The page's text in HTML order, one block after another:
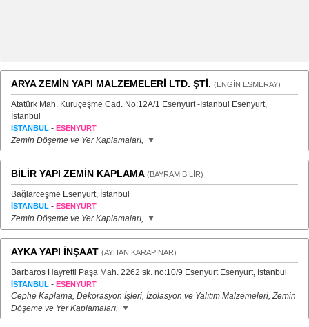
ARYA ZEMİN YAPI MALZEMELERİ LTD. ŞTİ. (ENGİN ESMERAY)
Atatürk Mah. Kuruçeşme Cad. No:12A/1 Esenyurt -İstanbul Esenyurt,
İstanbul
İSTANBUL - ESENYURT
Zemin Döşeme ve Yer Kaplamaları,
BİLİR YAPI ZEMİN KAPLAMA (BAYRAM BİLİR)
Bağlarceşme Esenyurt, İstanbul
İSTANBUL - ESENYURT
Zemin Döşeme ve Yer Kaplamaları,
AYKA YAPI İNŞAAT (AYHAN KARAPINAR)
Barbaros Hayretti Paşa Mah. 2262 sk. no:10/9 Esenyurt Esenyurt, İstanbul
İSTANBUL - ESENYURT
Cephe Kaplama, Dekorasyon İşleri, İzolasyon ve Yalıtım Malzemeleri, Zemin
Döşeme ve Yer Kaplamaları,